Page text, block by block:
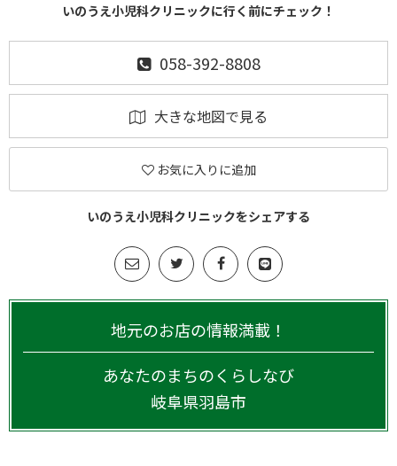
いのうえ小児科クリニックに行く前にチェック！
058-392-8808
大きな地図で見る
お気に入りに追加
いのうえ小児科クリニックをシェアする
地元のお店の情報満載！
あなたのまちのくらしなび
岐阜県羽島市